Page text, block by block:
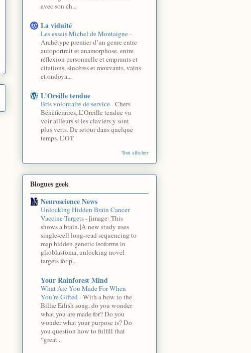
avec son ch...
La viduité
Les essais Michel de Montaigne-
Archétype premier d’un genre entre
autoportrait et anamorphose, entre
réflexion personnelle et emprunts et
citations, sincères et mouvants, vains
et ondoya...
L’Oreille tendue
Bris volontaire de service-Chers
Bénéficiaires, L’Oreille tendue va
voir ailleurs si les claviers y sont
plus verts. De retour dans quelque
temps. L’OT
Tout afficher
Blogues geek
Neuroscience News
Unlocking Hidden Brain Cancer
Vaccine Targets- [image: This
shows a brain.]A new study uses
single-cell long-read sequencing to
map hidden genetic isoforms in
glioblastoma, unlocking novel
targets for p...
Your Rainforest Mind
What Are You Made For When
You’re Gifted-With a bow to the
Billie Eilish song, do you wonder
what you are made for? Do you
wonder what your purpose is? Do
you question how to fulfill that
“great...